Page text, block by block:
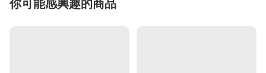
你可能感興趣的商品